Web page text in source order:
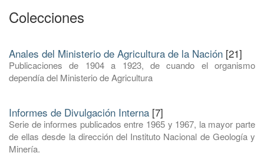
Colecciones
Anales del Ministerio de Agricultura de la Nación [21]
Publicaciones de 1904 a 1923, de cuando el organismo
dependía del Ministerio de Agricultura
Informes de Divulgación Interna [7]
Serie de informes publicados entre 1965 y 1967, la mayor parte
de ellas desde la dirección del Instituto Nacional de Geología y
Minería.